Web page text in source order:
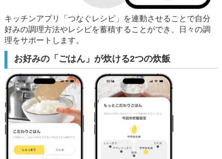
キッチンアプリ「つなぐレシピ」を連動させることで自分
好みの調理方法やレシピを蓄積することができ、日々の調
理をサポートします。
お好みの「ごはん」が炊ける2つの炊飯